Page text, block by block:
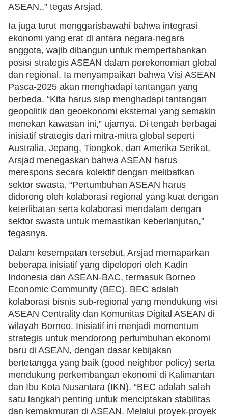
ASEAN.,” tegas Arsjad.
Ia juga turut menggarisbawahi bahwa integrasi
ekonomi yang erat di antara negara-negara
anggota, wajib dibangun untuk mempertahankan
posisi strategis ASEAN dalam perekonomian global
dan regional. Ia menyampaikan bahwa Visi ASEAN
Pasca-2025 akan menghadapi tantangan yang
berbeda. “Kita harus siap menghadapi tantangan
geopolitik dan geoekonomi eksternal yang semakin
menekan kawasan ini,” ujarnya. Di tengah berbagai
inisiatif strategis dari mitra-mitra global seperti
Australia, Jepang, Tiongkok, dan Amerika Serikat,
Arsjad menegaskan bahwa ASEAN harus
merespons secara kolektif dengan melibatkan
sektor swasta. “Pertumbuhan ASEAN harus
didorong oleh kolaborasi regional yang kuat dengan
keterlibatan serta kolaborasi mendalam dengan
sektor swasta untuk memastikan keberlanjutan,”
tegasnya.
Dalam kesempatan tersebut, Arsjad memaparkan
beberapa inisiatif yang dipelopori oleh Kadin
Indonesia dan ASEAN-BAC, termasuk Borneo
Economic Community (BEC). BEC adalah
kolaborasi bisnis sub-regional yang mendukung visi
ASEAN Centrality dan Komunitas Digital ASEAN di
wilayah Borneo. Inisiatif ini menjadi momentum
strategis untuk mendorong pertumbuhan ekonomi
baru di ASEAN, dengan dasar kebijakan
bertetangga yang baik (good neighbor policy) serta
mendukung perkembangan ekonomi di Kalimantan
dan Ibu Kota Nusantara (IKN). “BEC adalah salah
satu langkah penting untuk menciptakan stabilitas
dan kemakmuran di ASEAN. Melalui proyek-proyek